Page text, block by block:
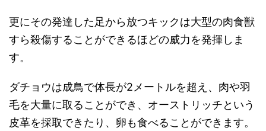
更にその発達した足から放つキックは大型の肉食獣
すら殺傷することができるほどの威力を発揮しま
す。
ダチョウは成鳥で体長が2メートルを超え、肉や羽
毛を大量に取ることができ、オーストリッチという
皮革を採取できたり、卵も食べることができます。